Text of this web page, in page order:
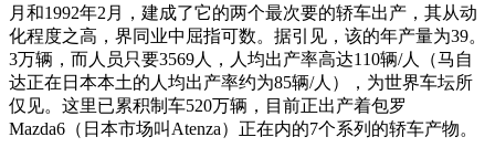
月和1992年2月，建成了它的两个最次要的轿车出产，其从动
化程度之高，界同业中屈指可数。据引见，该的年产量为39。
3万辆，而人员只要3569人，人均出产率高达110辆/人（马自
达正在日本本土的人均出产率约为85辆/人），为世界车坛所
仅见。这里已累积制车520万辆，目前正出产着包罗
Mazda6（日本市场叫Atenza）正在内的7个系列的轿车产物。